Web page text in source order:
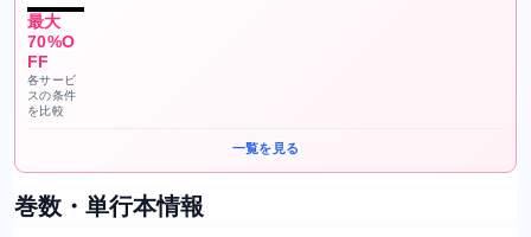
最大
70%O
FF
各サービ
スの条件
を比較
一覧を見る
巻数・単行本情報